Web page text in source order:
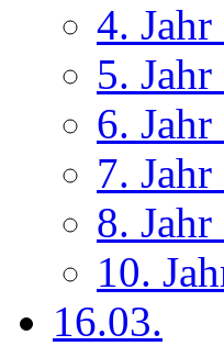
4.
5.
6.
7.
8.
10.
16.03.